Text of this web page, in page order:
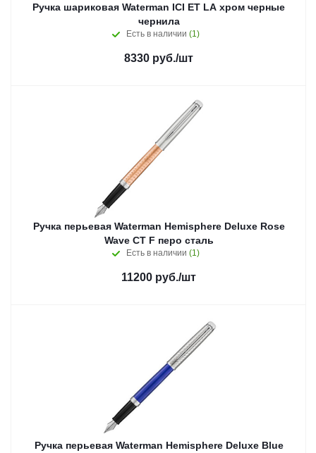
Ручка шариковая Waterman ICI ET LA хром черные
чернила
Есть в наличии (1)
8330 руб./шт
Ручка перьевая Waterman Hemisphere Deluxe Rose
Wave CT F перо сталь
Есть в наличии (1)
11200 руб./шт
Ручка перьевая Waterman Hemisphere Deluxe Blue